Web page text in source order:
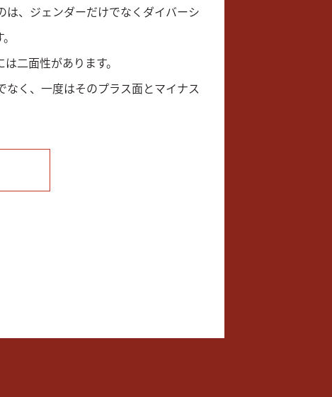
、ジェンダーだけでなくダイバーシ
二面性があります。
く、一度はそのプラス面とマイナス